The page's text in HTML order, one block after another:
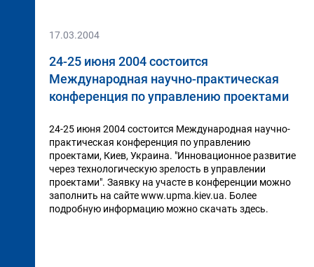
17.03.2004
24-25 июня 2004 состоится
Международная научно-практическая
конференция по управлению проектами
24-25 июня 2004 состоится Международная научно-
практическая конференция по управлению
проектами, Киев, Украина. "Инновационное развитие
через технологическую зрелость в управлении
проектами". Заявку на участе в конференции можно
заполнить на сайте www.upma.kiev.ua. Более
подробную информацию можно скачать здесь.